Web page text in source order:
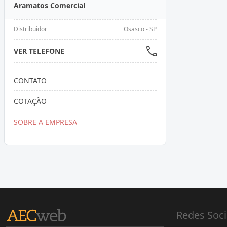
Aramatos Comercial
Distribuidor Osasco - SP
VER TELEFONE
CONTATO
COTAÇÃO
SOBRE A EMPRESA
Redes